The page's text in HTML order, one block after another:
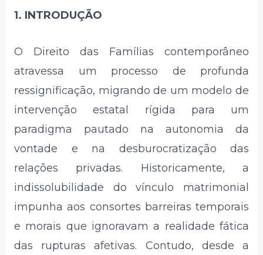
1. INTRODUÇÃO
O Direito das Famílias contemporâneo
atravessa um processo de profunda
ressignificação, migrando de um modelo de
intervenção estatal rígida para um
paradigma pautado na autonomia da
vontade e na desburocratização das
relações privadas. Historicamente, a
indissolubilidade do vínculo matrimonial
impunha aos consortes barreiras temporais
e morais que ignoravam a realidade fática
das rupturas afetivas. Contudo, desde a